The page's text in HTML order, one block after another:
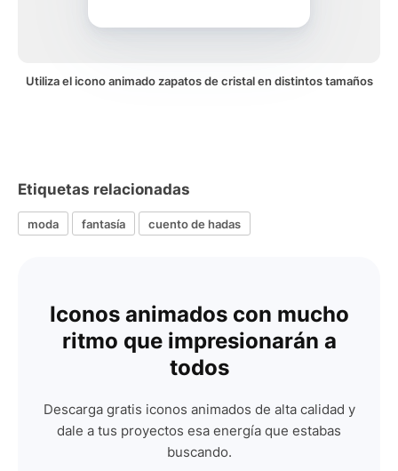
Utiliza el icono animado zapatos de cristal en distintos tamaños
Etiquetas relacionadas
moda fantasía cuento de hadas
Iconos animados con mucho
ritmo que impresionarán a
todos
Descarga gratis iconos animados de alta calidad y
dale a tus proyectos esa energía que estabas
buscando.